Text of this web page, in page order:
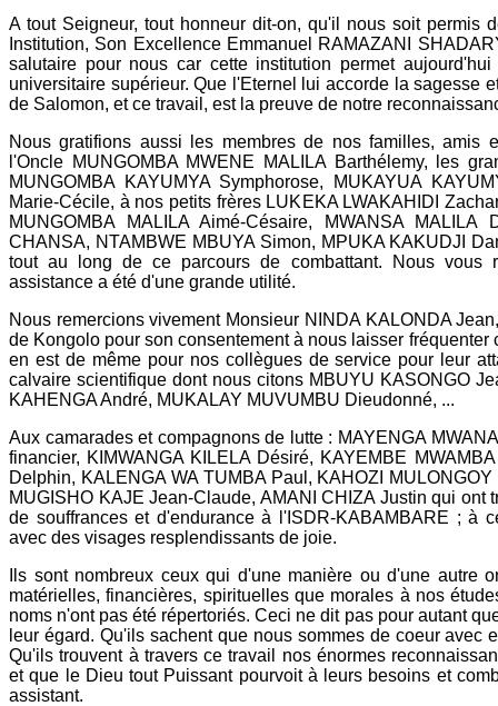
A tout Seigneur, tout honneur dit-on, qu'il nous soit permis
Institution, Son Excellence Emmanuel RAMAZANI
salutaire pour nous car cette institution permet
universitaire supérieur. Que l'Eternel lui accorde la sagesse
de Salomon, et ce travail, est la preuve de notre
Nous gratifions aussi les membres de nos familles, amis
l'Oncle MUNGOMBA MWENE MALILA Barthélemy, les
MUNGOMBA KAYUMYA Symphorose, MUKAYUA
Marie-Cécile, à nos petits frères LUKEKA LWAKAHIDI
MUNGOMBA MALILA Aimé-Césaire, MWANSA
CHANSA, NTAMBWE MBUYA Simon, MPUKA KAKUDJI
tout au long de ce parcours de combattant. Nous vous
assistance a été d'une grande utilité.
Nous remercions vivement Monsieur NINDA KALONDA
de Kongolo pour son consentement à nous laisser
en est de même pour nos collègues de service pour leur
calvaire scientifique dont nous citons MBUYU KASONGO
KAHENGA André, MUKALAY MUVUMBU Dieudonné, ...
Aux camarades et compagnons de lutte : MAYENGA
financier, KIMWANGA KILELA Désiré, KAYEMBE
Delphin, KALENGA WA TUMBA Paul, KAHOZI
MUGISHO KAJE Jean-Claude, AMANI CHIZA Justin qui ont
de souffrances et d'endurance à l'ISDR-KABAMBARE ; à
avec des visages resplendissants de joie.
Ils sont nombreux ceux qui d'une manière ou d'une autre
matérielles, financières, spirituelles que morales à nos
noms n'ont pas été répertoriés. Ceci ne dit pas pour autant
leur égard. Qu'ils sachent que nous sommes de coeur avec
Qu'ils trouvent à travers ce travail nos énormes
et que le Dieu tout Puissant pourvoit à leurs besoins et
assistant.